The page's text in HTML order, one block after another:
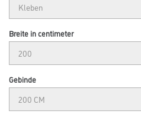
Breite in centimeter
Gebinde